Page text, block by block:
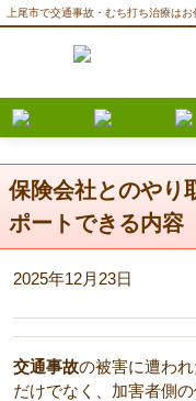
上尾市で交通事故・むち打ち治療はお
保険会社とのやり
ポートできる内容
2025年12月23日
交通事故の被害に遭わ
だけでなく、加害者側